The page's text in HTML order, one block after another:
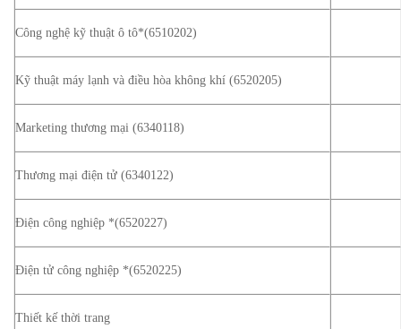
Công nghệ kỹ thuật ô tô*(6510202)
Kỹ thuật máy lạnh và điều hòa không khí (6520205)
Marketing thương mại (6340118)
Thương mại điện tử (6340122)
Điện công nghiệp *(6520227)
Điện tử công nghiệp *(6520225)
Thiết kế thời trang